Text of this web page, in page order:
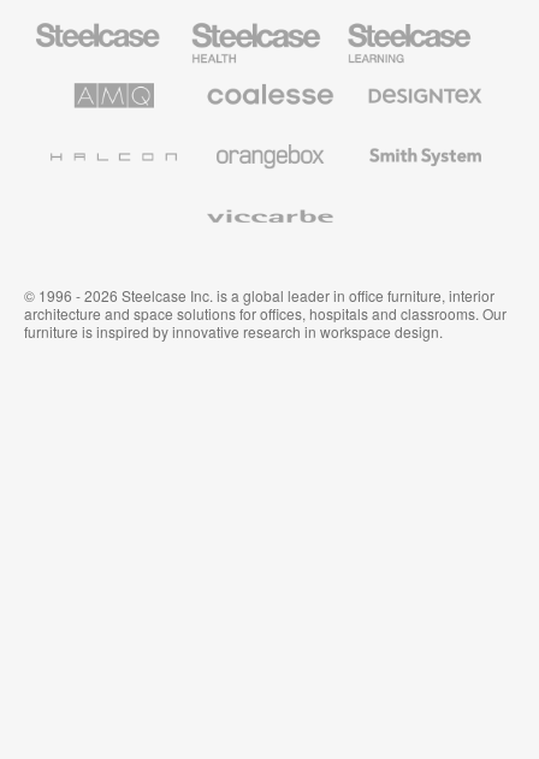
Health
Mobilier
pour
secteur
Solutions
Mobilier
Premium
Textiles
Muraux
System
© 1996 - 2026 Steelcase Inc. is a global leader in office furniture, interior
architecture and space solutions for offices, hospitals and classrooms. Our
furniture is inspired by innovative research in workspace design.